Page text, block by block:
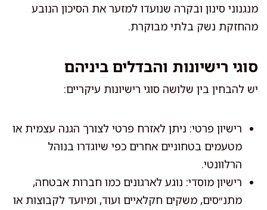
מנגנוני סינון ובקרה שנועדו למזער את הסיכון הנובע
מהחזקת נשק בלתי מבוקרת.
סוגי רישיונות והבדלים ביניהם
יש להבחין בין שלושה סוגי רישיונות עיקריים:
רישיון פרטי: ניתן לאזרח פרטי לצורך הגנה עצמית או
מטעמים בטחוניים אחרים כפי שיוגדרו בנוהל
הרלוונטי.
רישיון מוסדי: נוגע לארגונים כמו חברות אבטחה,
מתנ״סים, משקים חקלאיים ועוד, ומיועד לקבוצות או